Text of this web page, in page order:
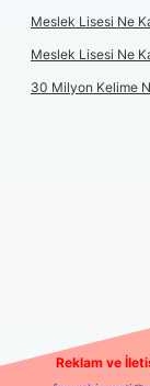
Meslek Lisesi Ne
Meslek Lisesi Ne
30 Milyon Kelime
Reklam ve